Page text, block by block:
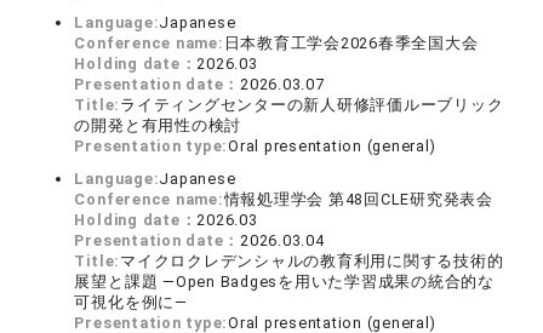
Language:Japanese
Conference name: 日本教育工学会2026春季全国大会
Holding date： 2026.03
Presentation date： 2026.03.07
Title: ライティングセンターの新人研修評価ルーブリック
の開発と有用性の検討
Presentation type:Oral presentation (general)
Language:Japanese
Conference name:情報処理学会 第48回CLE研究発表会
Holding date： 2026.03
Presentation date： 2026.03.04
Title: マイクロクレデンシャルの教育利用に関する技術的
展望と課題 ―Open Badgesを用いた学習成果の統合的な
可視化を例に―
Presentation type:Oral presentation (general)